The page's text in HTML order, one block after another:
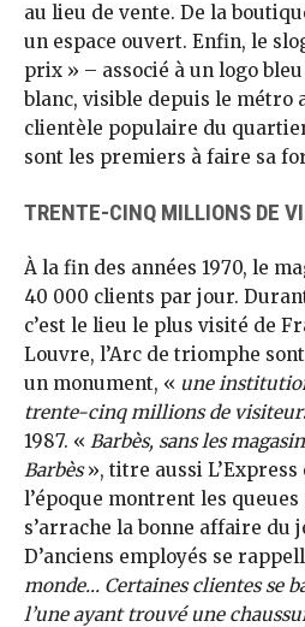
au lieu de vente. De la
un espace ouvert. Enfin, le
prix » – associé à un logo
blanc, visible depuis le métro
clientèle populaire du
sont les premiers à faire sa
TRENTE-CINQ MILLIONS DE
À la fin des années 1970, le
40 000 clients par jour.
c’est le lieu le plus visité de
Louvre, l’Arc de triomphe
un monument, « une
trente-cinq millions de
1987. « Barbès, sans les
Barbès», titre aussi L’Express
l’époque montrent les
s’arrache la bonne affaire du
D’anciens employés se
monde… Certaines clientes se
l’une ayant trouvé une